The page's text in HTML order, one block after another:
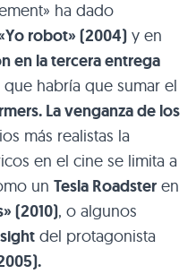
ha dado
robot» (2004) y en
en la tercera entrega
que habría que sumar el
La venganza de los
más realistas la
en el cine se limita a
un Tesla Roadster en
(2010), o algunos
del protagonista